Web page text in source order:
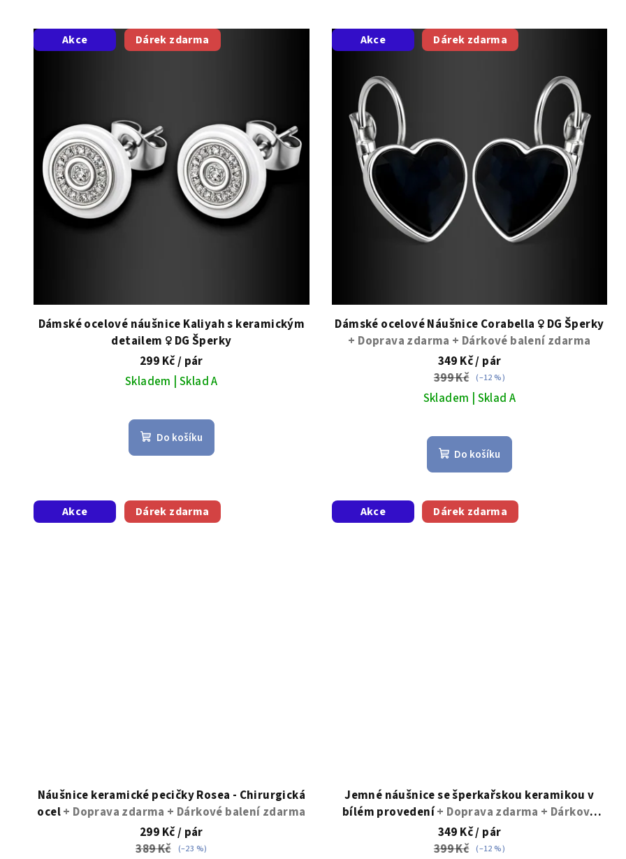
V
ý
p
r
t
Akce Dárek zdarma
Dámské ocelové náušnice Kaliyah s keramickým
detailem ♀️ DG Šperky
299 Kč/ pár
Skladem | Sklad A
Do košíku
Akce Dárek zdarma
Dámské ocelové Náušnice Corabella ♀️ DG Šperky
+ Doprava zdarma + Dárkové balení zdarma
349 Kč/ pár
399 Kč (–12 %)
Skladem | Sklad A
Do košíku
Akce Dárek zdarma
Náušnice keramické pecičky Rosea - Chirurgická
ocel+ Doprava zdarma + Dárkové balení zdarma
299 Kč/ pár
389 Kč
(–23 %)
Akce Dárek zdarma
Jemné náušnice se šperkařskou keramikou v
bílém provedení+ Doprava zdarma + Dárkové
balení zdarma
349 Kč/ pár
399 Kč (–12 %)